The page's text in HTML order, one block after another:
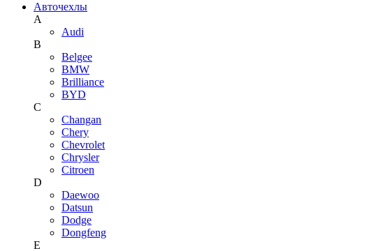
Авточехлы
A
Audi
B
Belgee
BMW
Brilliance
BYD
C
Changan
Chery
Chevrolet
Chrysler
Citroen
D
Daewoo
Datsun
Dodge
Dongfeng
E